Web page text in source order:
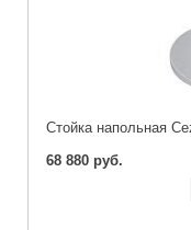
Стойка напольная
68 880 руб.